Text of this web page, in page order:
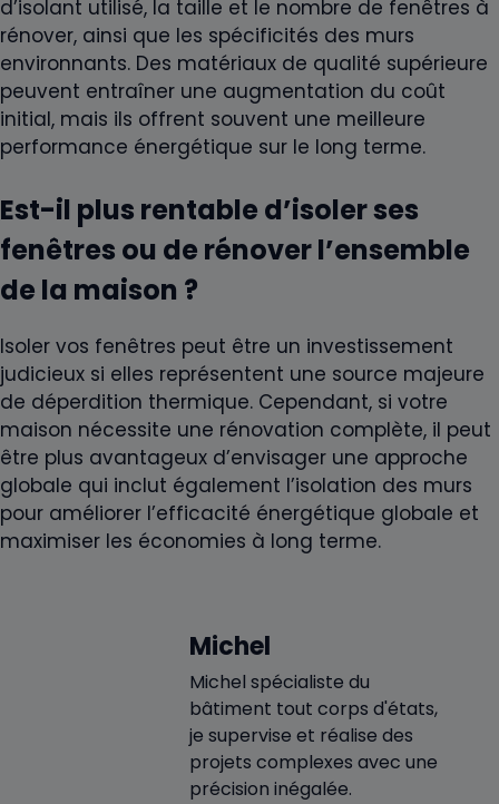
d’isolant utilisé, la taille et le nombre de fenêtres à
rénover, ainsi que les spécificités des murs
environnants. Des matériaux de qualité supérieure
peuvent entraîner une augmentation du coût
initial, mais ils offrent souvent une meilleure
performance énergétique sur le long terme.
Est-il plus rentable d’isoler ses
fenêtres ou de rénover l’ensemble
de la maison ?
Isoler vos fenêtres peut être un investissement
judicieux si elles représentent une source majeure
de déperdition thermique. Cependant, si votre
maison nécessite une rénovation complète, il peut
être plus avantageux d’envisager une approche
globale qui inclut également l’isolation des murs
pour améliorer l’efficacité énergétique globale et
maximiser les économies à long terme.
Michel
Michel spécialiste du
bâtiment tout corps d'états,
je supervise et réalise des
projets complexes avec une
précision inégalée.